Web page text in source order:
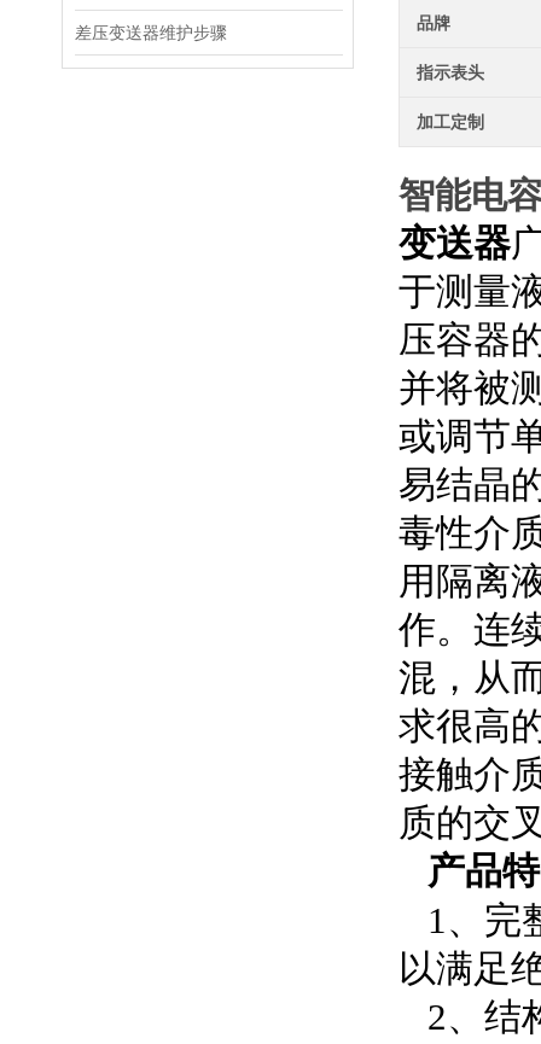
差压变送器维护步骤 品牌
指示表头
加工定制
智能电
变送器
于测量
压容器
并将被
或调节
易结晶
毒性介
用隔离
作。连
混，从
求很高
接触介
质的交
产品
1、完
以满足
2、结